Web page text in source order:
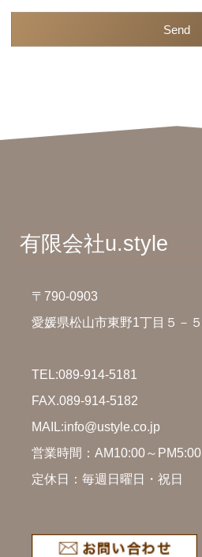
有限会社u.style
〒790-0903
愛媛県松山市東野1丁目５－５
TEL:089-914-5181
FAX.089-914-5182
MAIL:info@ustyle.co.jp
営業時間：AM10:00～PM5:00
定休日：毎週日曜日・祝日